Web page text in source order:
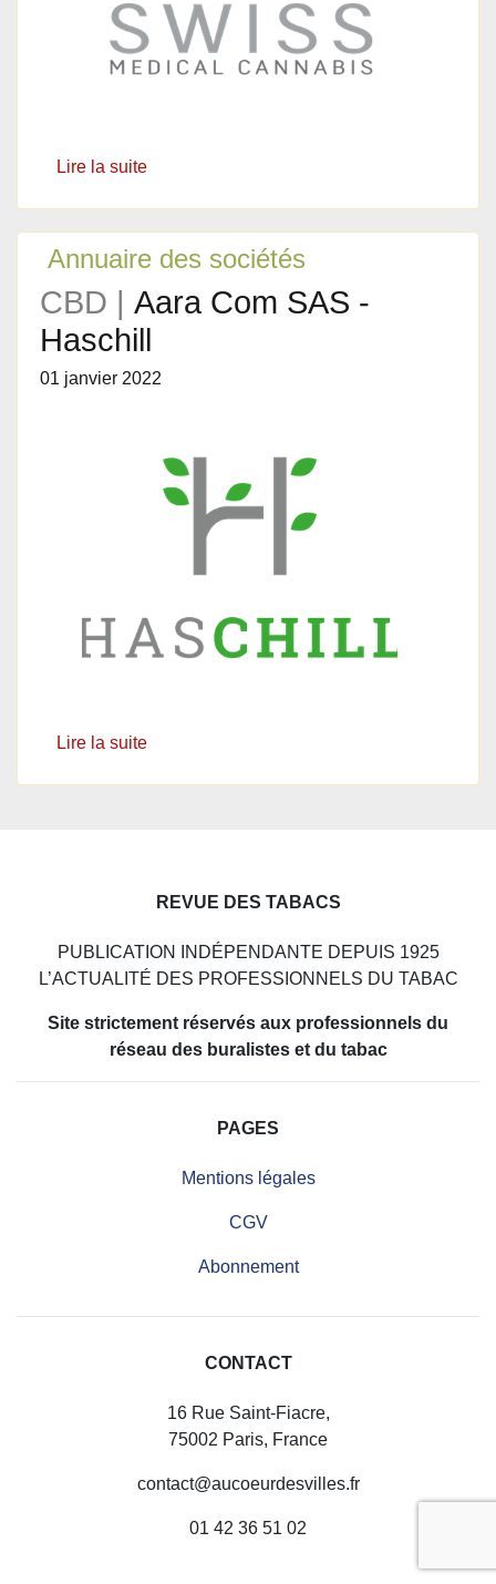
Lire la suite
Annuaire des sociétés
CBD | Aara Com SAS -
Haschill
01 janvier 2022
Lire la suite
REVUE DES TABACS
PUBLICATION INDÉPENDANTE DEPUIS 1925
L’ACTUALITÉ DES PROFESSIONNELS DU TABAC
Site strictement réservés aux professionnels du
réseau des buralistes et du tabac
PAGES
Mentions légales
CGV
Abonnement
CONTACT
16 Rue Saint-Fiacre,
75002 Paris, France
contact@aucoeurdesvilles.fr
01 42 36 51 02